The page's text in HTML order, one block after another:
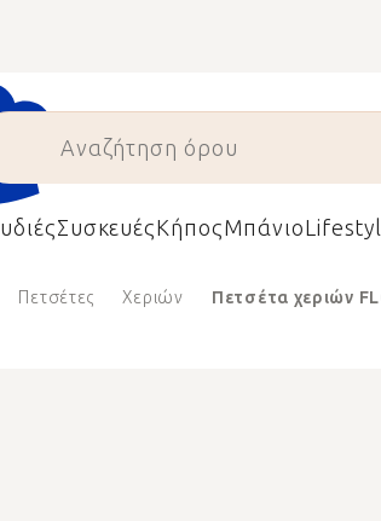
ΣυσκευέςΚήποςΜπάνιο
Πετσέτες Χεριών Πετσέτα χεριών